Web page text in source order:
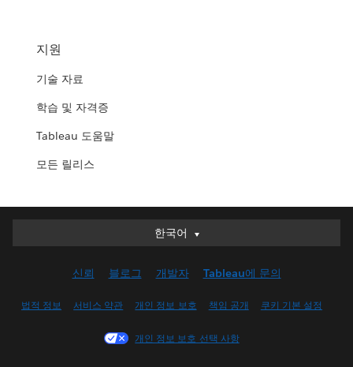
지원
기술 자료
학습 및 자격증
Tableau 도움말
모든 릴리스
한국어
한국어
English (UK)
Français (Canada)
신뢰 블로그 개발자 Tableau에 문의
법적 정보 서비스 약관 개인 정보 보호 책임 공개 쿠키 기본 설정
개인 정보 보호 선택 사항